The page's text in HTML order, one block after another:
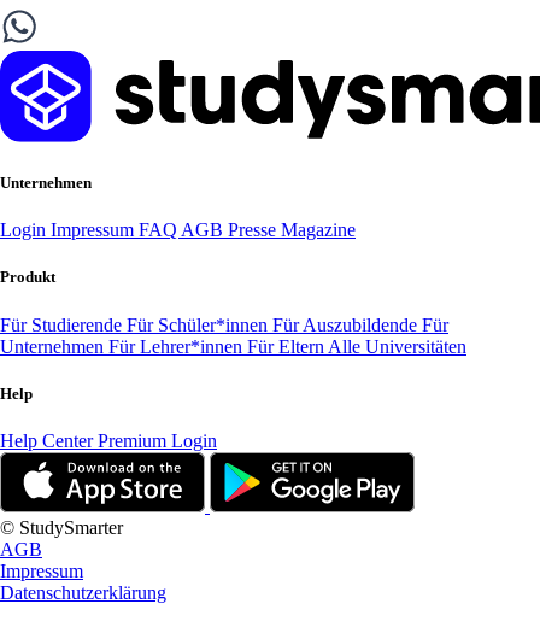
Unternehmen
Login Impressum FAQ AGB Presse Magazine
Produkt
Für Studierende Für Schüler*innen Für Auszubildende Für
Unternehmen Für Lehrer*innen Für Eltern Alle Universitäten
Help
Help CenterPremium Login
© StudySmarter
AGB
Impressum
Datenschutzerklärung